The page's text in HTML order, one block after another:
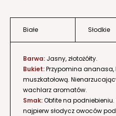
Białe Słodkie
Barwa: Jasny, złotożółty.
Bukiet:Przypomina ananasa,
muszkatołową.
wachlarz aromatów.
Smak:Obfite na podniebieniu.
najpierw słodycz owoców